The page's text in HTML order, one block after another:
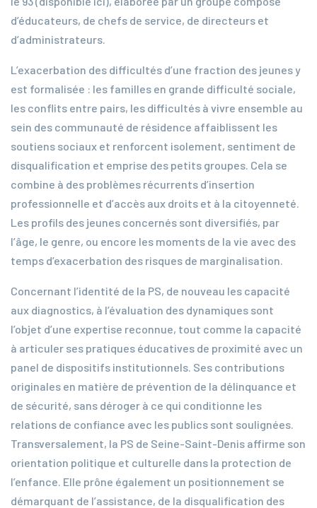
d’éducateurs, de chefs de service, de directeurs et
d’administrateurs.
L’exacerbation des difficultés d’une fraction des jeunes y
est formalisée : les familles en grande difficulté sociale,
les conflits entre pairs, les difficultés à vivre ensemble au
sein des communauté de résidence affaiblissent les
soutiens sociaux et renforcent isolement, sentiment de
disqualification et emprise des petits groupes. Cela se
combine à des problèmes récurrents d’insertion
professionnelle et d’accès aux droits et à la citoyenneté.
Les profils des jeunes concernés sont diversifiés, par
l’âge, le genre, ou encore les moments de la vie avec des
temps d’exacerbation des risques de marginalisation.
Concernant l’identité de la PS, de nouveau les capacité
aux diagnostics, à l’évaluation des dynamiques sont
l’objet d’une expertise reconnue, tout comme la capacité
à articuler ses pratiques éducatives de proximité avec un
panel de dispositifs institutionnels. Ses contributions
originales en matière de prévention de la délinquance et
de sécurité, sans déroger à ce qui conditionne les
relations de confiance avec les publics sont soulignées.
Transversalement, la PS de Seine-Saint-Denis affirme son
orientation politique et culturelle dans la protection de
l’enfance. Elle prône également un positionnement se
démarquant de l’assistance, de la disqualification des